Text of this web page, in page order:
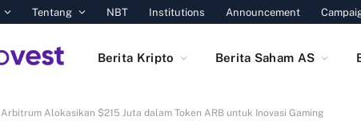
Tentang NBT Institutions Announcement
Berita Kripto Berita Saham AS
Arbitrum Alokasikan $215 Juta dalam Token ARB untuk Inovasi Gaming